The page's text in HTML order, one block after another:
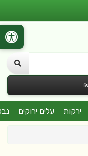
ירקות עלים ירוקים